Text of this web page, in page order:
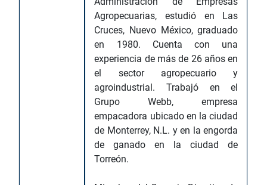
Agropecuarias, estudió en Las
Cruces, Nuevo México, graduado
en 1980. Cuenta con una
experiencia de más de 26 años en
el sector agropecuario y
agroindustrial. Trabajó en el
Grupo Webb, empresa
empacadora ubicado en la ciudad
de Monterrey, N.L. y en la engorda
de ganado en la ciudad de
Torreón.